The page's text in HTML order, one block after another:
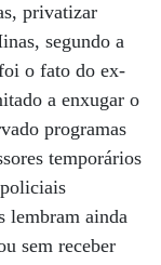
privatizar
segundo a
o fato do ex-
a enxugar o
programas
temporários
lembram ainda
sem receber